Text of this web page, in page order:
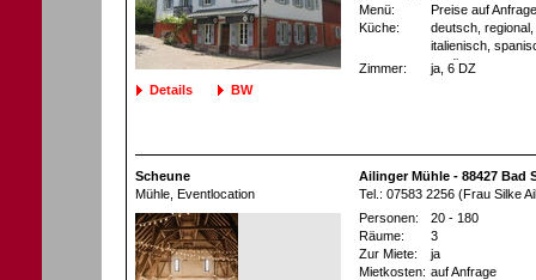
Details BW
Menü:
Preise auf Anfrage
Küche:
deutsch,
italienisch,
mediterran
Zimmer: ja , 6 DZ
Scheune
Mühle , Eventlocation
Ailinger Mühle - 88427 Bad
Tel.: 07583 2256 (Frau Silke
Personen:
20 - 180
Räume:
3
Zur Miete:
ja
Mietkosten: auf Anfrage